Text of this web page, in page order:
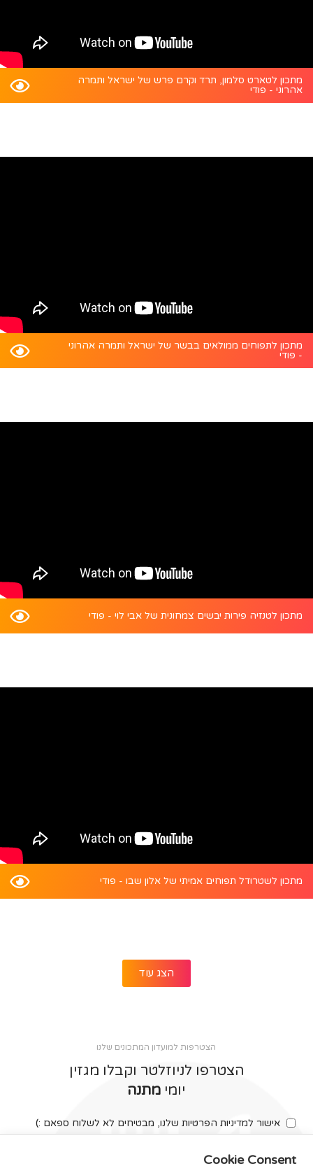
מתכון לטארט סלמון, תרד וקרם פרש של ישראל ותמרה
אהרוני - פודי
מתכון לתפוחים ממולאים בבשר של ישראל ותמרה אהרוני
- פודי
מתכון לטנזיה פירות יבשים צמחונית של אבי לוי - פודי
מתכון לשטרודל תפוחים אמיתי של אלון שבו - פודי
הצג עוד
הצטרפות למועדון המתכונים שלנו
הצטרפו לניוזלטר וקבלו מגזין
יומי מתנה
אישור למדיניות הפרטיות שלנו, מבטיחים לא לשלוח ספאם :)
Cookie Consent